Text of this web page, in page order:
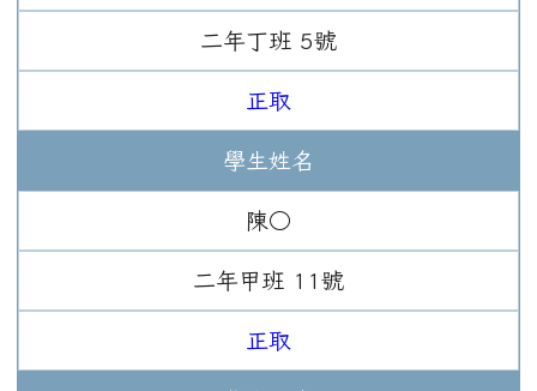
二年丁班 5號
正取
學生姓名
陳○
二年 甲班 11 號
正取